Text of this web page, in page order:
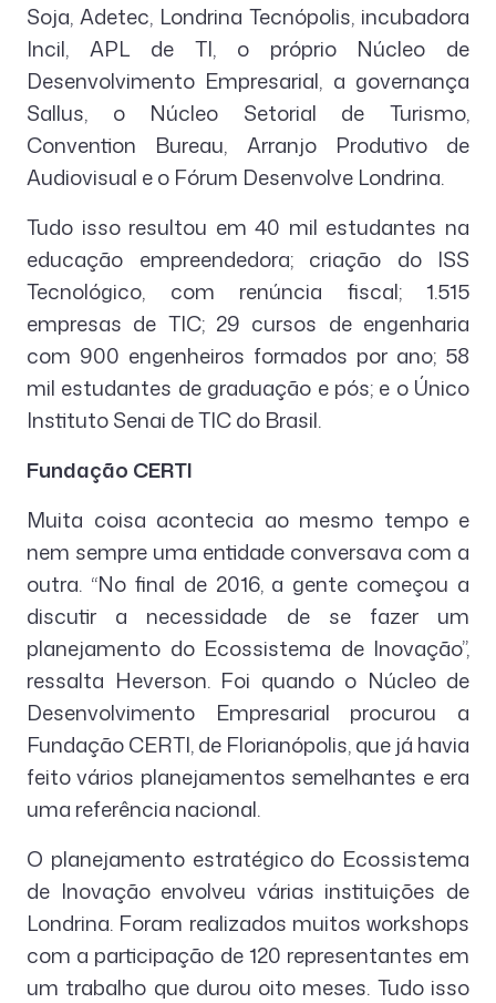
Soja, Adetec, Londrina Tecnópolis, incubadora
Incil, APL de TI, o próprio Núcleo de
Desenvolvimento Empresarial, a governança
Sallus, o Núcleo Setorial de Turismo,
Convention Bureau, Arranjo Produtivo de
Audiovisual e o Fórum Desenvolve Londrina.
Tudo isso resultou em 40 mil estudantes na
educação empreendedora; criação do ISS
Tecnológico, com renúncia fiscal; 1.515
empresas de TIC; 29 cursos de engenharia
com 900 engenheiros formados por ano; 58
mil estudantes de graduação e pós; e o Único
Instituto Senai de TIC do Brasil.
Fundação CERTI
Muita coisa acontecia ao mesmo tempo e
nem sempre uma entidade conversava com a
outra. “No final de 2016, a gente começou a
discutir a necessidade de se fazer um
planejamento do Ecossistema de Inovação”,
ressalta Heverson. Foi quando o Núcleo de
Desenvolvimento Empresarial procurou a
Fundação CERTI, de Florianópolis, que já havia
feito vários planejamentos semelhantes e era
uma referência nacional.
O planejamento estratégico do Ecossistema
de Inovação envolveu várias instituições de
Londrina. Foram realizados muitos workshops
com a participação de 120 representantes em
um trabalho que durou oito meses. Tudo isso